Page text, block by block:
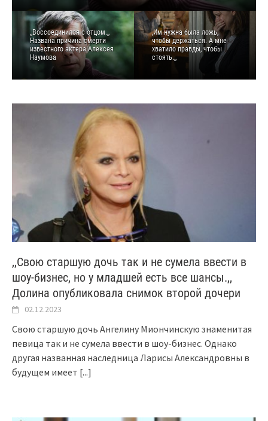
,,Воссоединился с отцом.,,
Названа причина смерти
известного актера Алексея
Наумова
,Им нужна была ложь,
чтобы держаться. А мне
хватило правды, чтобы
стоять.,,
,,Свою старшую дочь так и не сумела ввести в
шоу-бизнес, но у младшей есть все шансы.,,
Долина опубликовала снимок второй дочери
02.12.2023
Свою старшую дочь Ангелину Миончинскую знаменитая
певица так и не сумела ввести в шоу-бизнес. Однако
другая названная наследница Ларисы Александровны в
будущем имеет [...]